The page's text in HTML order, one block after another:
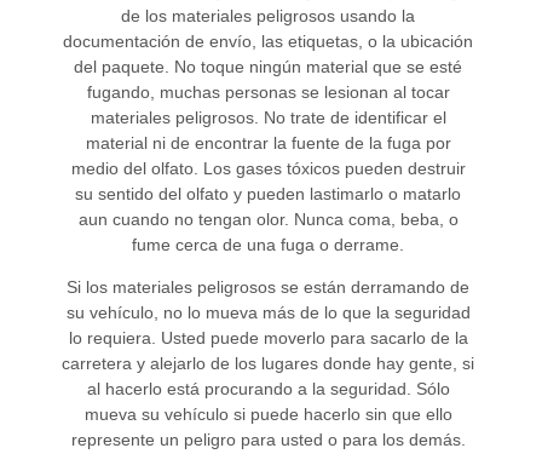
de los materiales peligrosos usando la
documentación de envío, las etiquetas, o la ubicación
del paquete. No toque ningún material que se esté
fugando, muchas personas se lesionan al tocar
materiales peligrosos. No trate de identificar el
material ni de encontrar la fuente de la fuga por
medio del olfato. Los gases tóxicos pueden destruir
su sentido del olfato y pueden lastimarlo o matarlo
aun cuando no tengan olor. Nunca coma, beba, o
fume cerca de una fuga o derrame.
Si los materiales peligrosos se están derramando de
su vehículo, no lo mueva más de lo que la seguridad
lo requiera. Usted puede moverlo para sacarlo de la
carretera y alejarlo de los lugares donde hay gente, si
al hacerlo está procurando a la seguridad. Sólo
mueva su vehículo si puede hacerlo sin que ello
represente un peligro para usted o para los demás.